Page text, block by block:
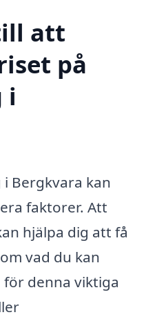
att
på
i
Bergkvara kan
faktorer. Att
hjälpa dig att få
vad du kan
denna viktiga